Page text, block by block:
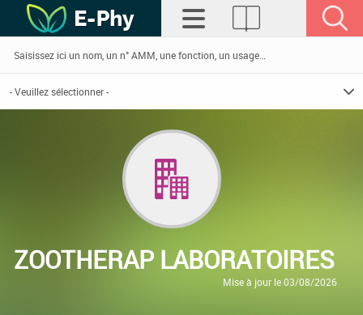
ZOOTHERAP LABORATOIRES
Mise à jour le 03/08/2026